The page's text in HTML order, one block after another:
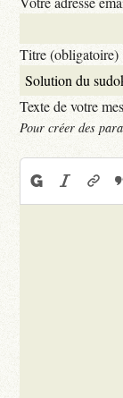
Titre (obligatoire)
Texte de votre
Pour créer des